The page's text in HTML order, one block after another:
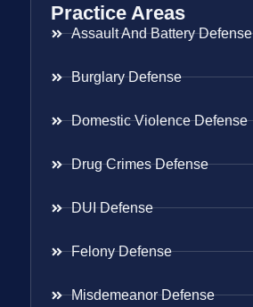
Practice Areas
Assault And Battery Defense
Burglary Defense
Domestic Violence Defense
Drug Crimes Defense
DUI Defense
Felony Defense
Misdemeanor Defense